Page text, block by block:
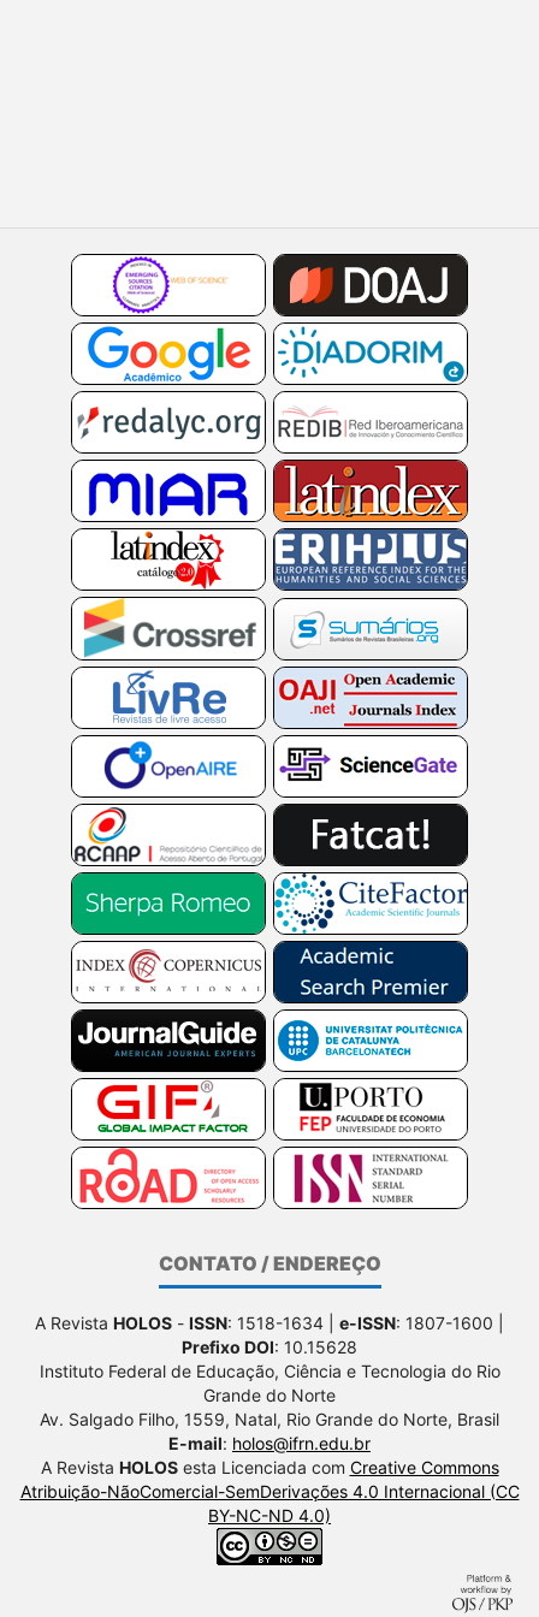
CONTATO / ENDEREÇO
A Revista HOLOS - ISSN: 1518-1634 | e-ISSN: 1807-1600 |
Prefixo DOI: 10.15628
Instituto Federal de Educação, Ciência e Tecnologia do Rio
Grande do Norte
Av. Salgado Filho, 1559, Natal, Rio Grande do Norte, Brasil
E-mail: holos@ifrn.edu.br
A Revista HOLOSesta Licenciada com Creative Commons
Atribuição-NãoComercial-SemDerivações 4.0 Internacional (CC
BY-NC-ND 4.0)